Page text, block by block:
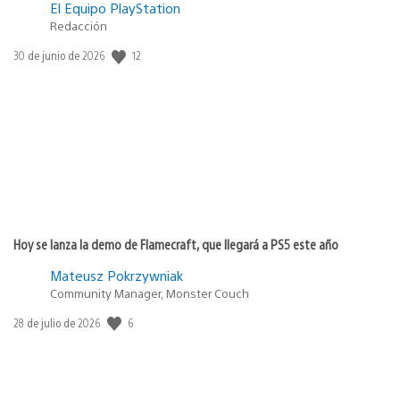
El Equipo PlayStation
Redacción
Fecha
30 de junio de 2026 12
Hoy se lanza la demo de Flamecraft, que llegará a PS5 este año
Mateusz Pokrzywniak
Community Manager, Monster Couch
Fecha
28 de julio de 2026 6